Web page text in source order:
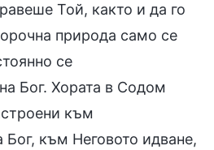
Той, както и да го
природа само се
се
Бог. Хората в Содом
към
Бог, към Неговото идване,